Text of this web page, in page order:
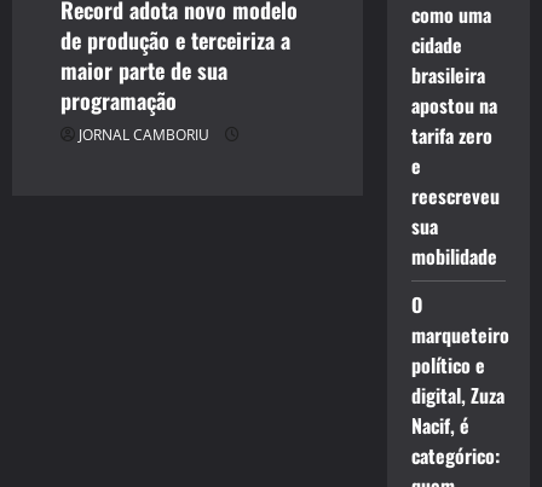
Record adota novo modelo
de produção e terceiriza a
maior parte de sua
programação
JORNAL CAMBORIU
como uma
cidade
brasileira
apostou na
tarifa zero
e
reescreveu
sua
mobilidade
O
marqueteiro
político e
digital, Zuza
Nacif, é
categórico: